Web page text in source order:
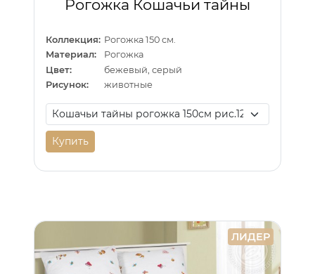
Рогожка Кошачьи тайны
Коллекция: Рогожка 150 см.
Материал:
Рогожка
Цвет:
бежевый, серый
Рисунок:
животные
Купить
ЛИДЕР